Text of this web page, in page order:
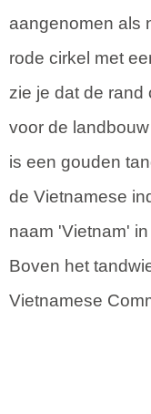
aangenomen als
rode cirkel met
zie je dat de rand
voor de
is een gouden
de Vietnamese
naam 'Vietnam'
Boven het
Vietnamese